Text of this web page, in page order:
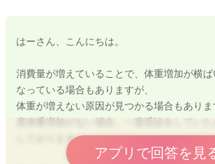
はーさん、こんにちは。
消費量が増えていることで、体重増加が横ば
なっている場合もありますが、
体重が増えない原因が見つかる場合もあり
度体重増加がない場合、一度受診をしていた
しております。
アプリで回答を見